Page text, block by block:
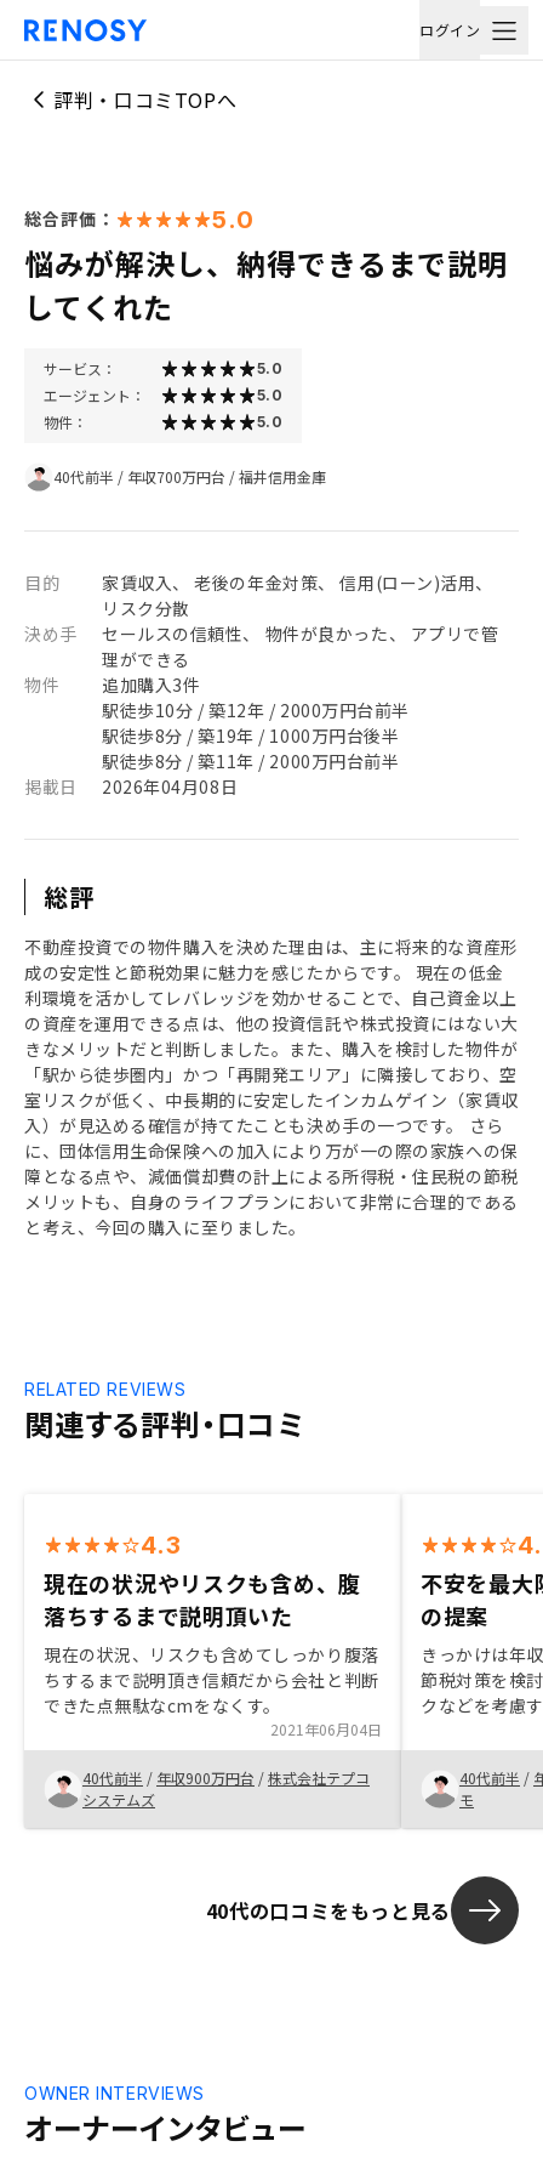
ログイン
評判・口コミTOPへ
総合評価： 5.0
悩みが解決し、納得できるまで説明
してくれた
サービス： 5.0
エージェント： 5.0
物件： 5.0
40代前半 / 年収700万円台 /福井信用金庫
目的
家賃収入、 老後の年金対策、 信用(ローン)活用、
リスク分散
決め手
セールスの信頼性、 物件が良かった、 アプリで管
理ができる
物件
追加購入3件
駅徒歩10分 / 築12年 / 2000万円台前半
駅徒歩8分 / 築19年 / 1000万円台後半
駅徒歩8分 / 築11年 / 2000万円台前半
掲載日
2026年04月08日
総評
不動産投資での物件購入を決めた理由は、主に将来的な資産形
成の安定性と節税効果に魅力を感じたからです。 現在の低金
利環境を活かしてレバレッジを効かせることで、自己資金以上
の資産を運用できる点は、他の投資信託や株式投資にはない大
きなメリットだと判断しました。また、購入を検討した物件が
「駅から徒歩圏内」かつ「再開発エリア」に隣接しており、空
室リスクが低く、中長期的に安定したインカムゲイン（家賃収
入）が見込める確信が持てたことも決め手の一つです。 さら
に、団体信用生命保険への加入により万が一の際の家族への保
障となる点や、減価償却費の計上による所得税・住民税の節税
メリットも、自身のライフプランにおいて非常に合理的である
と考え、今回の購入に至りました。
関連する評判・口コミ
RELATED REVIEWS
4.3
現在の状況やリスクも含め、腹
落ちするまで説明頂いた
現在の状況、リスクも含めてしっかり腹落
ちするまで説明頂き信頼だから会社と判断
できた点無駄なcmをなくす。
2021年06月04日
40代前半 / 年収900万円台 /株式会社テプコ
システムズ
不安を最大
の提案
きっかけは年
節税対策を検討し
クなどを考慮
受けたため購入を決定
ても、自己の
るのが不動産投
流動的で期限
が下せるよう
思います。 私は初めてだったので恥ずか
しがらず質問
40代前半 /
モ
40代の口コミをもっと見る
オーナーインタビュー
OWNER INTERVIEWS